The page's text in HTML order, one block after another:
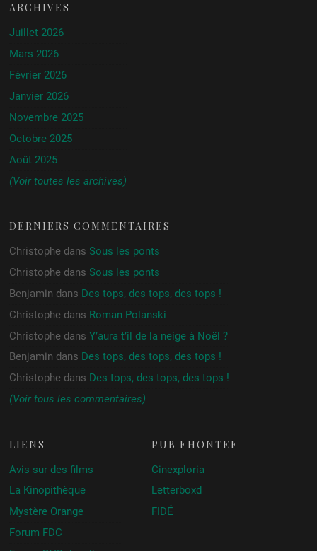
ARCHIVES
Juillet 2026
Mars 2026
Février 2026
Janvier 2026
Novembre 2025
Octobre 2025
Août 2025
(Voir toutes les archives)
DERNIERS COMMENTAIRES
Christophe dans Sous les ponts
Christophe dans Sous les ponts
Benjamin dans Des tops, des tops, des tops !
Christophe dans Roman Polanski
Christophe dans Y’aura t’il de la neige à Noël ?
Benjamin dans Des tops, des tops, des tops !
Christophe dans Des tops, des tops, des tops !
(Voir tous les commentaires)
LIENS
Avis sur des films
La Kinopithèque
Mystère Orange
Forum FDC
PUB ÉHONTÉE
Cinexploria
Letterboxd
FIDÉ